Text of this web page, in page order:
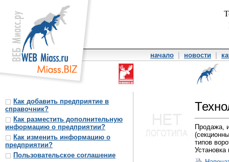
начало новости
Как добавить предприятие в
справочник?
Как разместить дополнительную
информацию о предприятии?
Как изменить информацию о
предприятии?
Пользовательское соглашение
Продажа,
типов